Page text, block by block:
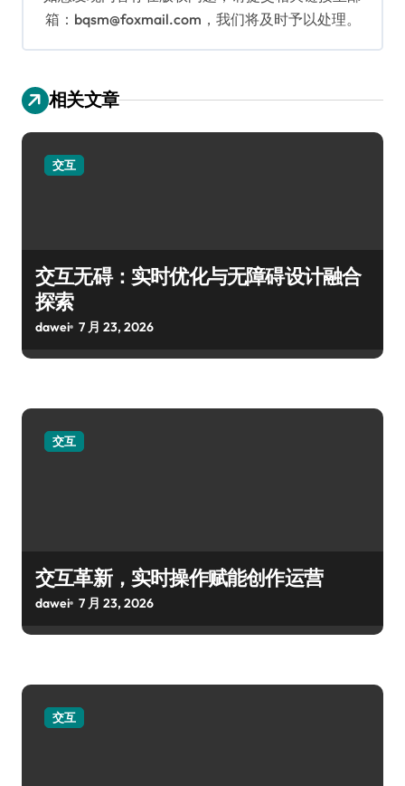
箱：bqsm@foxmail.com，我们将及时予以处理。
相关文章
交互
交互无碍：实时优化与无障碍设计融合
探索
dawei 7 月 23, 2026
交互
交互革新，实时操作赋能创作运营
dawei 7 月 23, 2026
交互